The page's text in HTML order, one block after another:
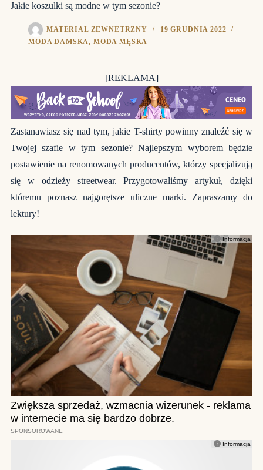
Jakie koszulki są modne w tym sezonie?
MATERIAL ZEWNETRZNY
19 GRUDNIA 2022
MODA DAMSKA, MODA MĘSKA
[REKLAMA]
Zastanawiasz się nad tym, jakie T-shirty powinny znaleźć się w
Twojej szafie w tym sezonie? Najlepszym wyborem będzie
postawienie na renomowanych producentów, którzy specjalizują
się w odzieży streetwear. Przygotowaliśmy artykuł, dzięki
któremu poznasz najgorętsze uliczne marki. Zapraszamy do
lektury!